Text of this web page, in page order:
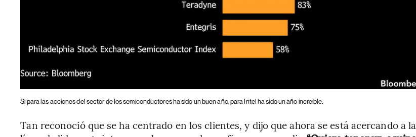
Si para las acciones del sector de los semiconductores ha sido un buen año, para Intel ha sido un año increíble.
Tan reconoció que se ha centrado en los clientes, y dijo que ahora se está acercando a la